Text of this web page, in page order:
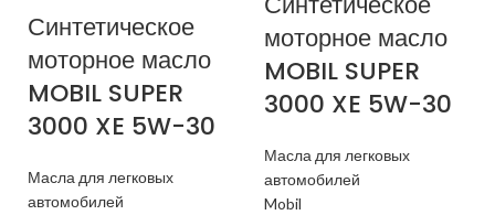
Синтетическое
моторное масло
MOBIL SUPER
3000 XE 5W-30
Масла для легковых
автомобилей
моторное масло
MOBIL SUPER
3000 XE 5W-30
Масла для легковых
автомобилей
Mobil